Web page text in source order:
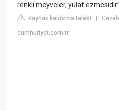
renkli meyveler, yulaf
Kaynak kaldırma talebi |
cumhuriyet.com.tr